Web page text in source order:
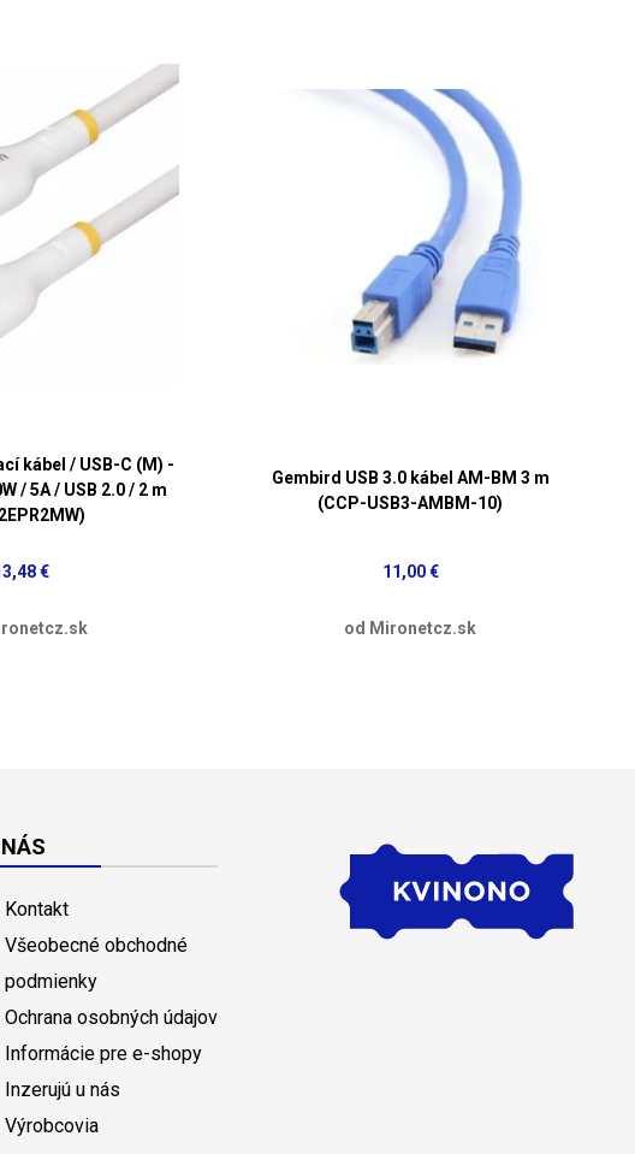
kábel / USB-C (M) -
/ 5A / USB 2.0 / 2 m
€
Gembird USB 3.0 kábel AM-BM 3 m
(CCP-USB3-AMBM-10)
11,00 €
od Mironetcz.sk
Kontakt
Všeobecné obchodné
podmienky
Ochrana osobných údajov
Informácie pre e-shopy
Inzerujú u nás
Výrobcovia